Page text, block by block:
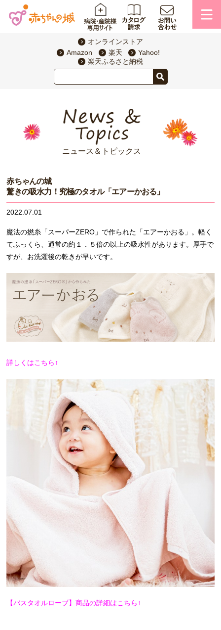
オンラインストア
Amazon
楽天
Yahoo!
楽天ふるさと納税
ニュース＆トピックス
赤ちゃんの城
驚きの吸水力！究極のタオル「エアーかおる」
2022.07.01
魔法の撚糸「スーパーZERO」で作られた「エアーかおる」。軽く
てふっくら、通常の約１．５倍の以上の吸水性があります。厚手で
すが、お洗濯後の乾きが早いです。
詳しくはこちら↑
【バスタオルローブ】商品の詳細はこちら↑